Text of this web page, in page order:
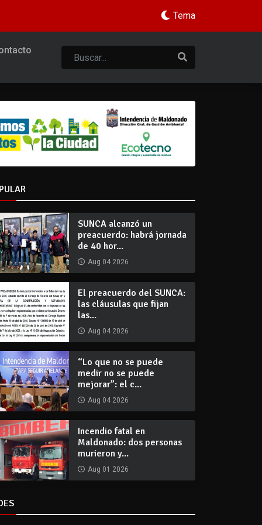
Tema
SUNCA alcanzó un
preacuerdo: habrá jornada
de 40 hor...
Aug 04 2026
El preacuerdo del SUNCA:
las cláusulas que fijan
las...
Aug 04 2026
“Lo que no se puede
medir no se puede
mejorar”: el c...
Aug 04 2026
Incendio fatal en
Maldonado: dos personas
murieron y...
Aug 01 2026